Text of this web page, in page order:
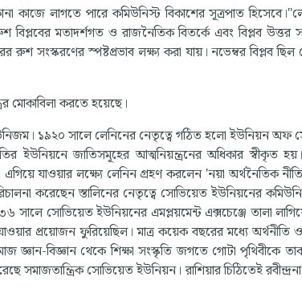
কাজে লাগতে পারে কমিউনিস্ট বিকাশের সূত্রপাত
মতাদর্শগত ও রাজনৈতিক বিতর্কে এবং বিপ্লব উত্তর
রুশ সংস্করণের স্পষ্টপ্রভাব লক্ষ্য করা যায়। নভেম্বর বিপ্লব
মোকাবিলা করতে হয়েছে।
১৯২০ সালে লেনিনের নেতৃত্বে গঠিত হলো ইউনিয়ন অফ
ইউনিয়নে জাতিসমূহের আত্মনিয়ন্ত্রনের অধিকার স্বীকৃত
যাওয়ার লক্ষ্যে লেনিন গ্রহণ করলেন 'নয়া অর্থনৈতিক
করেছেন স্তালিনের নেতৃত্বে সোভিয়েত ইউনিয়নের
সোভিয়েত ইউনিয়নের এমপ্লয়মেন্ট এক্সচেঞ্জে তালা
প্রয়োজন ফুরিয়েছিল। মাত্র কয়েক বছরের মধ্যে অর্থনীতি
জ্ঞান-বিজ্ঞান থেকে শিক্ষা সংস্কৃতি জগতে গোটা পৃথিবীকে
সমাজতান্ত্রিক সোভিয়েত ইউনিয়ন। রাশিয়ার চিঠিতেই